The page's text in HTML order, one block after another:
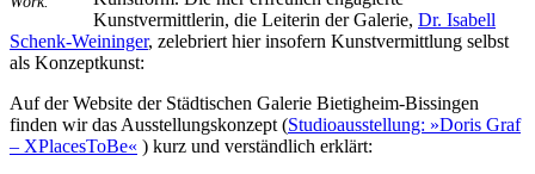
Kunstvermittlerin, die Leiterin der Galerie, Dr. Isabell
Schenk-Weininger, zelebriert hier insofern Kunstvermittlung selbst
als Konzeptkunst:
Auf der Website der Städtischen Galerie Bietigheim-Bissingen
finden wir das Ausstellungskonzept (Studioausstellung: »Doris Graf
– XPlacesToBe« ) kurz und verständlich erklärt: